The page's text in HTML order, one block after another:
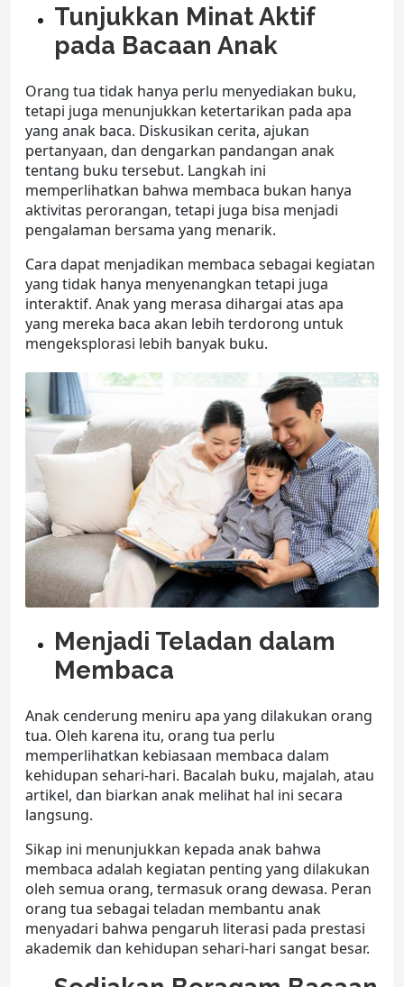
Tunjukkan Minat Aktif
pada Bacaan Anak
Orang tua tidak hanya perlu menyediakan buku,
tetapi juga menunjukkan ketertarikan pada apa
yang anak baca. Diskusikan cerita, ajukan
pertanyaan, dan dengarkan pandangan anak
tentang buku tersebut. Langkah ini
memperlihatkan bahwa membaca bukan hanya
aktivitas perorangan, tetapi juga bisa menjadi
pengalaman bersama yang menarik.
Cara dapat menjadikan membaca sebagai kegiatan
yang tidak hanya menyenangkan tetapi juga
interaktif. Anak yang merasa dihargai atas apa
yang mereka baca akan lebih terdorong untuk
mengeksplorasi lebih banyak buku.
Menjadi Teladan dalam
Membaca
Anak cenderung meniru apa yang dilakukan orang
tua. Oleh karena itu, orang tua perlu
memperlihatkan kebiasaan membaca dalam
kehidupan sehari-hari. Bacalah buku, majalah, atau
artikel, dan biarkan anak melihat hal ini secara
langsung.
Sikap ini menunjukkan kepada anak bahwa
membaca adalah kegiatan penting yang dilakukan
oleh semua orang, termasuk orang dewasa. Peran
orang tua sebagai teladan membantu anak
menyadari bahwa pengaruh literasi pada prestasi
akademikdan kehidupan sehari-hari sangat besar.